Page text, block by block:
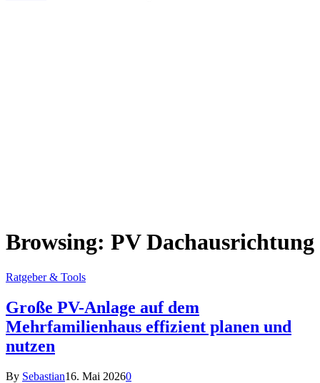
Browsing: PV Dachausrichtung
Ratgeber & Tools
Große PV-Anlage auf dem
Mehrfamilienhaus effizient planen und
nutzen
By Sebastian16. Mai 20260